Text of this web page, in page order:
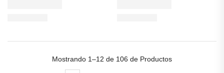
Mostrando 1–12 de 106 de Productos